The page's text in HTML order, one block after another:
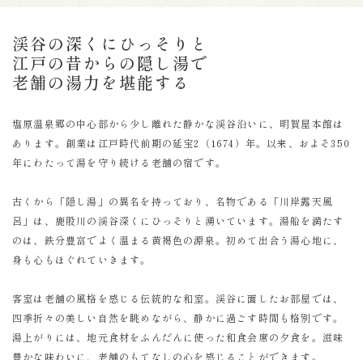
渓谷の深くにひっそりと
江戸の昔からの隠し湯で
老舗の湯力を堪能する
塩原温泉郷の中心部から少し離れた静かな渓谷沿いに、明賀屋本館は
あります。創業は江戸時代前期の延宝2（1674）年。以来、およそ350
年にわたって湯を守り続ける老舗の宿です。
古くから「隠し湯」の異名を持っており、名物である「川岸露天風
呂」は、鹿股川の渓谷深くにひっそりと湧いています。湯船を満たす
のは、鉄分豊富でよく温まる黄褐色の源泉。初めて出合う湯心地に、
身も心もほぐれていきます。
客室は老舗の風格を感じる伝統的な和室。渓谷に面したお部屋では、
四季折々の美しい自然を眺めながら、静かに過ごす時間も格別です。
湯上がりには、地元食材をふんだんに使った和食会席の夕食を。滋味
豊かな味わいに、老舗のもてなしの心を感じることができます。